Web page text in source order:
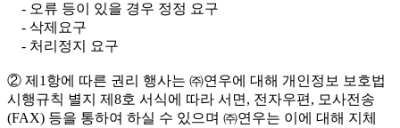
- 오류 등이 있을 경우 정정 요구
- 삭제요구
- 처리정지 요구
② 제1항에 따른 권리 행사는 ㈜연우에 대해 개인정보 보호법
시행규칙 별지 제8호 서식에 따라 서면, 전자우편, 모사전송
(FAX) 등을 통하여 하실 수 있으며 ㈜연우는 이에 대해 지체